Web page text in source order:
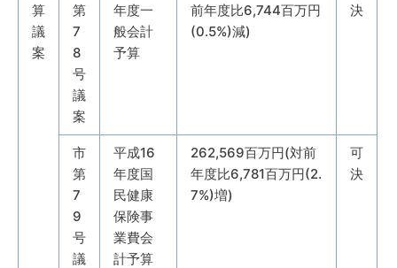
算
議
案
第
7
8
号
議
案
年度一
般会計
予算
前年度比6,744百万円
(0.5%)減)
決
市
第
7
9
号
議
平成16
年度国
民健康
保険事
業費会
計予算
262,569百万円(対前
年度比6,781百万円(2.
7%)増)
可
決